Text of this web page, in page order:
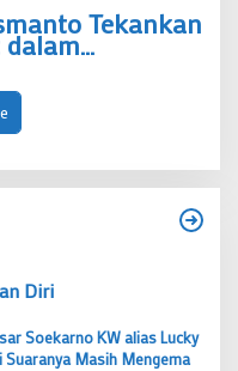
Tekankan
dalam
Publik
Diri
Soekarno KW alias Lucky
Suaranya Masih Mengema